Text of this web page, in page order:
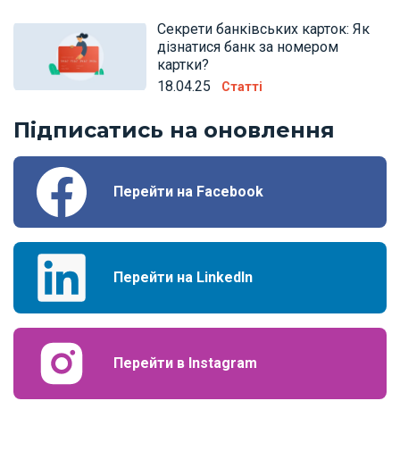
Секрети банківських карток: Як
дізнатися банк за номером
картки?
18.04.25
Статті
Підписатись на оновлення
Перейти на Facebook
Перейти на LinkedIn
Перейти в Instagram